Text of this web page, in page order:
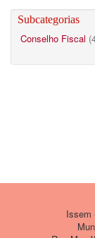
Subcategorias
Conselho Fiscal
Issem